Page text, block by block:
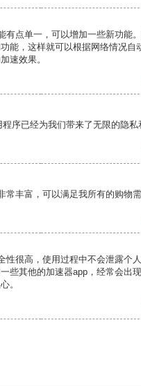
有点单一，可以增加一些新功能
能，这样就可以根据网络情况自
速效果。
序已经为我们带来了无限的隐私
常丰富，可以满足我所有的购物需
性很高，使用过程中不会泄露个
些其他的加速器app，经常会出
。